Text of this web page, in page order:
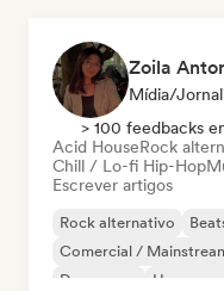
Zoila
Mídia/
> 100 feedbacks
Acid HouseRock
Chill / Lo-fi Hip-Hop
Escrever artigos
Rock alternativo
Comercial /
Dream pop
House